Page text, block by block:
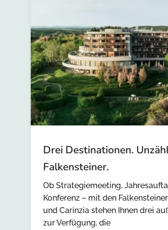
Drei Destinationen.
Falkensteiner.
Ob Strategiemeeting,
Konferenz – mit den
und Carinzia stehen Ihnen drei
zur Verfügung, die